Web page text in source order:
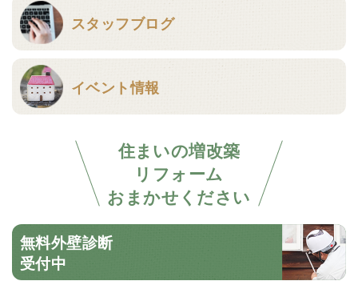
スタッフブログ
イベント情報
住まいの増改築
リフォーム
おまかせください
無料外壁診断
受付中